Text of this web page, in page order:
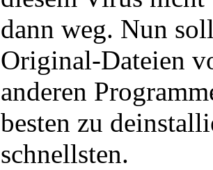
dann weg. Nun
Original-Dateien
anderen
besten zu
schnellsten.